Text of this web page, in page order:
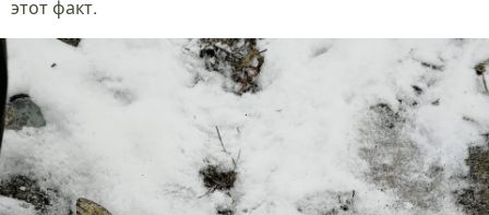
этот факт.